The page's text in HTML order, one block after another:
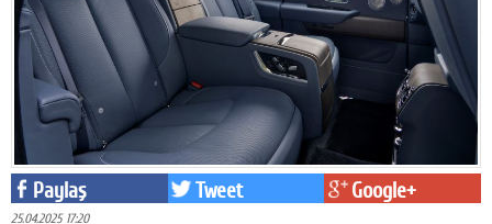
Paylaş Tweet Google+
25.04.2025 17:20